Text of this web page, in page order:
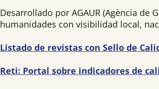
Desarrollado por AGAUR (Agència de
humanidades con visibilidad local,
Listado de revistas con Sello de
Reti: Portal sobre indicadores de